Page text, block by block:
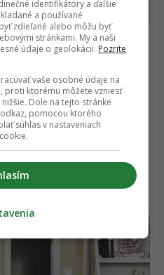
Zavolali sme
a zobrala
si, že toto nám bohate
stiahli.
sa zatvoril v izbe a
Neodpovedal na
zavolať policajtov.
prebojovať sa do izby,
identifikátory a ďalšie
a používané
zdieľané alebo môžu byť
stránkami. My a naši
údaje o geolokácii. Pozrite
vaše osobné údaje na
proti ktorému môžete vzniesť
Dole na tejto stránke
pomocou ktorého
súhlas v nastaveniach